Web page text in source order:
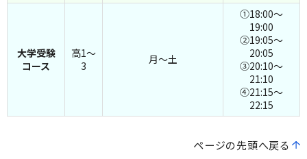
大学受験
コース
高1～
3
月～土
①18:00～
19:00
②19:05～
20:05
③20:10～
21:10
④21:15～
22:15
ページの先頭へ戻る